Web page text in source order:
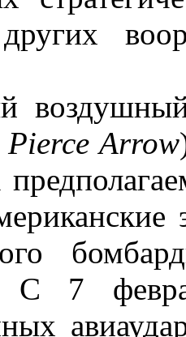
Pierce Arrow
С 7